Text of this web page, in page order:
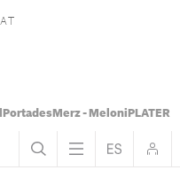
PortadesMerz - Meloni PLATER